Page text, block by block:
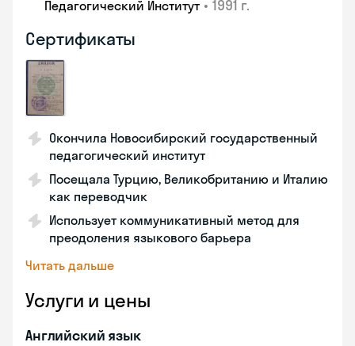
Педагогический Институт • 1991 г.
Сертификаты
Окончила Новосибирский государственный
педагогический институт
Посещала Турцию, Великобританию и Италию
как переводчик
Использует коммуникативный метод для
преодоления языкового барьера
Читать дальше
Услуги и цены
Английский язык